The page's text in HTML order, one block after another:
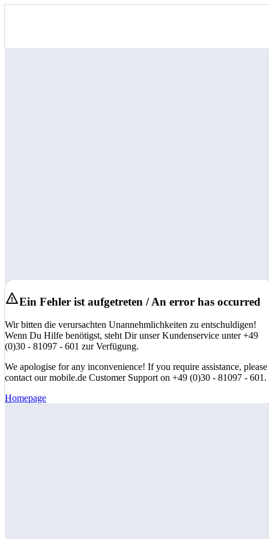
Ein Fehler ist aufgetreten / An error has occurred
Wir bitten die verursachten Unannehmlichkeiten zu entschuldigen!
Wenn Du Hilfe benötigst, steht Dir unser Kundenservice unter +49
(0)30 - 81097 - 601 zur Verfügung.
We apologise for any inconvenience! If you require assistance, please
contact our mobile.de Customer Support on +49 (0)30 - 81097 - 601.
Homepage